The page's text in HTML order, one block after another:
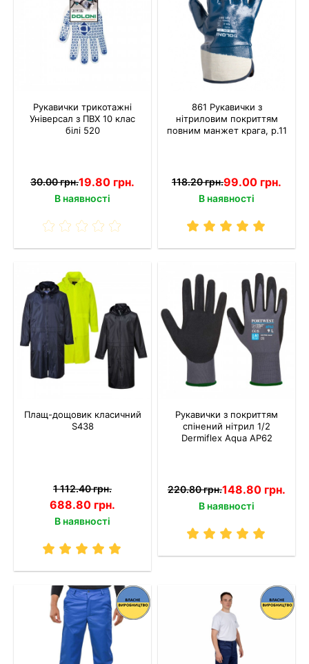
Рукавички трикотажні
Універсал з ПВХ 10 клас
білі 520
19.80 грн.
30.00 грн.
В наявності
861 Рукавички з
нітриловим покриттям
повним манжет крага, р.11
99.00 грн.
118.20 грн.
В наявності
Плащ-дощовик класичний
S438
688.80 грн.
1 112.40 грн.
В наявності
Рукавички з покриттям
спінений нітрил 1/2
Dermiflex Aqua AP62
148.80 грн.
220.80 грн.
В наявності